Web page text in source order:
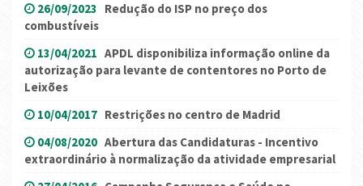
26/09/2023 Redução do ISP no preço dos
combustíveis
13/04/2021 APDL disponibiliza informação online da
autorização para levante de contentores no Porto de
Leixões
10/04/2017 Restrições no centro de Madrid
04/08/2020 Abertura das Candidaturas - Incentivo
extraordinário à normalização da atividade empresarial